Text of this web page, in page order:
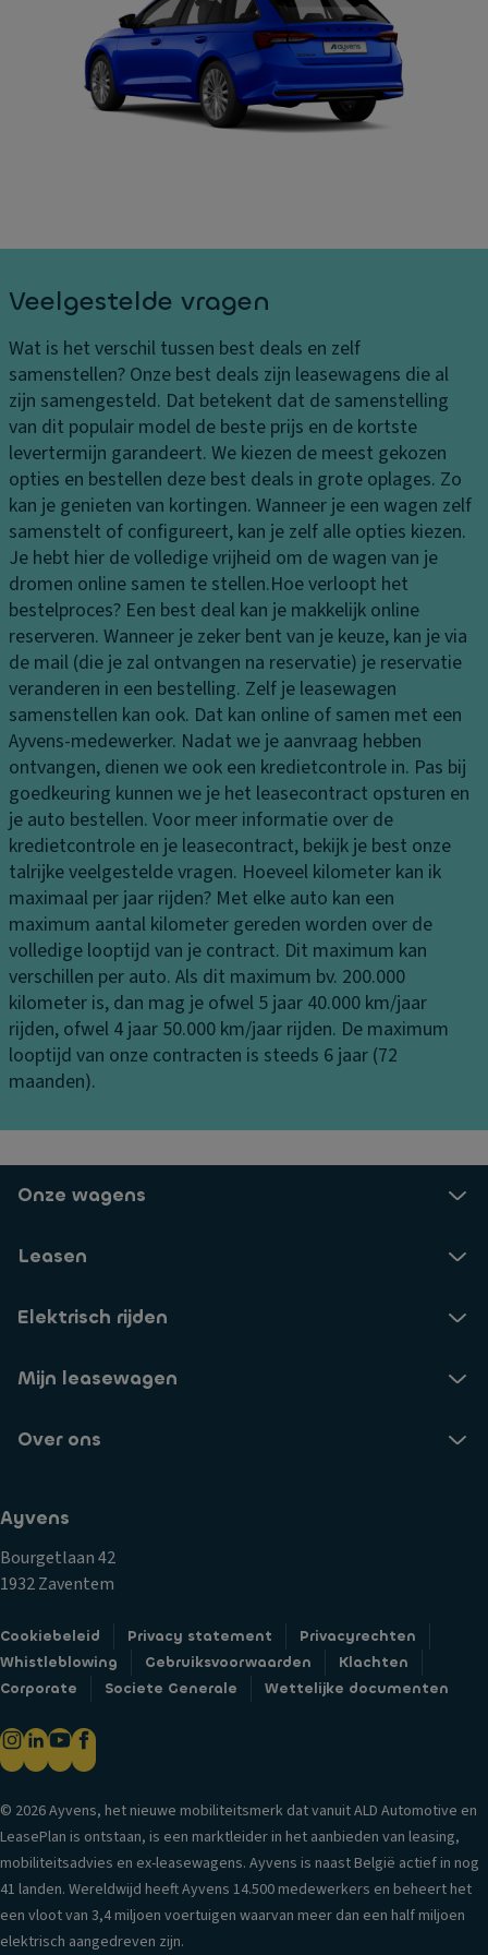
e
er
g
s
k
o
st
e
n
K
o
pl
a
m
p
e
n
K
o
pl
a
m
p
b
e
di
e
ni
n
g
er
li
c
n
a
n
d
ic
h
t
o
r
di
jn
ai
rb
a
g
C
e
n
tr
ra
v
er
li
c
h
ti
n
g
M
a
k
e-
u
p
s
pi
e
g
el
P
ar
k
e
er
h
ul
p
L
u
e-
er
n
Vl
er
tt
a
n
e
n
a
k
a
kr
el
in
g
n
e
n
In
h
o
u
d
la
a
d
ru
i
m
t
e
A
a
n
d
rij
vi
n
g
S
p
er
di
ff
er
e
e
el
e
r
ni
s
h
a
ct
ie
o
n
tr
e
T
n
s
m
is
si
Veelgestelde vragen
Wat is het verschil tussen best deals en zelf
samenstellen? Onze best deals zijn leasewagens die al
zijn samengesteld. Dat betekent dat de samenstelling
van dit populair model de beste prijs en de kortste
levertermijn garandeert. We kiezen de meest gekozen
opties en bestellen deze best deals in grote oplages. Zo
kan je genieten van kortingen. Wanneer je een wagen zelf
samenstelt of configureert, kan je zelf alle opties kiezen.
Je hebt hier de volledige vrijheid om de wagen van je
dromen online samen te stellen.Hoe verloopt het
bestelproces? Een best deal kan je makkelijk online
reserveren. Wanneer je zeker bent van je keuze, kan je via
de mail (die je zal ontvangen na reservatie) je reservatie
veranderen in een bestelling. Zelf je leasewagen
samenstellen kan ook. Dat kan online of samen met een
Ayvens-medewerker. Nadat we je aanvraag hebben
ontvangen, dienen we ook een kredietcontrole in. Pas bij
goedkeuring kunnen we je het leasecontract opsturen en
je auto bestellen. Voor meer informatie over de
kredietcontrole en je leasecontract, bekijk je best onze
talrijke veelgestelde vragen. Hoeveel kilometer kan ik
maximaal per jaar rijden? Met elke auto kan een
maximum aantal kilometer gereden worden over de
volledige looptijd van je contract. Dit maximum kan
verschillen per auto. Als dit maximum bv. 200.000
kilometer is, dan mag je ofwel 5 jaar 40.000 km/jaar
rijden, ofwel 4 jaar 50.000 km/jaar rijden. De maximum
looptijd van onze contracten is steeds 6 jaar (72
maanden).
Onze wagens
Leasen
Elektrisch rijden
Mijn leasewagen
Over ons
Ayvens
Bourgetlaan 42
1932 Zaventem
Cookiebeleid Privacy statement
Privacyrechten
Whistleblowing
Gebruiksvoorwaarden
Klachten
Corporate
Societe Generale Wettelijke documenten
© 2026 Ayvens, het nieuwe mobiliteitsmerk dat vanuit ALD Automotive en
LeasePlan is ontstaan, is een marktleider in het aanbieden van leasing,
mobiliteitsadvies en ex-leasewagens. Ayvens is naast België actief in nog
41 landen. Wereldwijd heeft Ayvens 14.500 medewerkers en beheert het
een vloot van 3,4 miljoen voertuigen waarvan meer dan een half miljoen
elektrisch aangedreven zijn.